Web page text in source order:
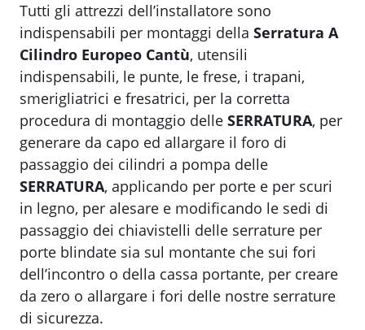
Tutti gli attrezzi dell’installatore sono
indispensabili per montaggi della Serratura A
Cilindro Europeo Cantù, utensili
indispensabili, le punte, le frese, i trapani,
smerigliatrici e fresatrici, per la corretta
procedura di montaggio delle SERRATURA, per
generare da capo ed allargare il foro di
passaggio dei cilindri a pompa delle
SERRATURA, applicando per porte e per scuri
in legno, per alesare e modificando le sedi di
passaggio dei chiavistelli delle serrature per
porte blindate sia sul montante che sui fori
dell’incontro o della cassa portante, per creare
da zero o allargare i fori delle nostre serrature
di sicurezza.